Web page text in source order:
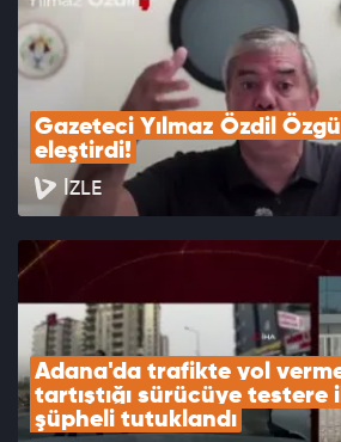
Gazeteci Yılmaz Özdil
eleştirdi!
İZLE
Adana'da trafikte yol
tartıştığı sürücüye testere
şüpheli tutuklandı